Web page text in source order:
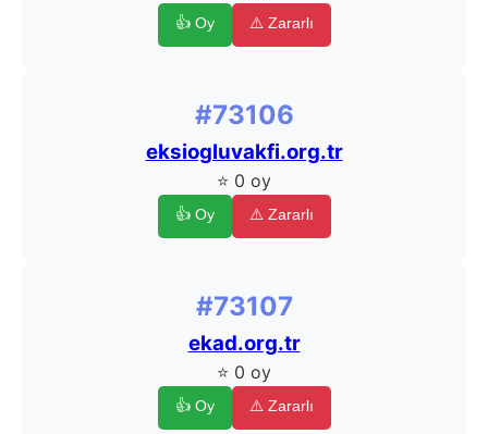
👍 Oy ⚠️ Zararlı
#73106
eksiogluvakfi.org.tr
⭐ 0 oy
👍 Oy ⚠️ Zararlı
#73107
ekad.org.tr
⭐ 0 oy
👍 Oy ⚠️ Zararlı